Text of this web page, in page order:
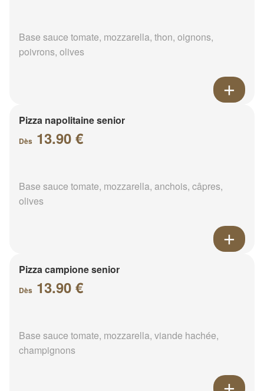
Base sauce tomate, mozzarella, thon, oignons,
poivrons, olives
Pizza napolitaine senior
Dès 13.90 €
Base sauce tomate, mozzarella, anchois, câpres,
olives
Pizza campione senior
Dès 13.90 €
Base sauce tomate, mozzarella, viande hachée,
champignons